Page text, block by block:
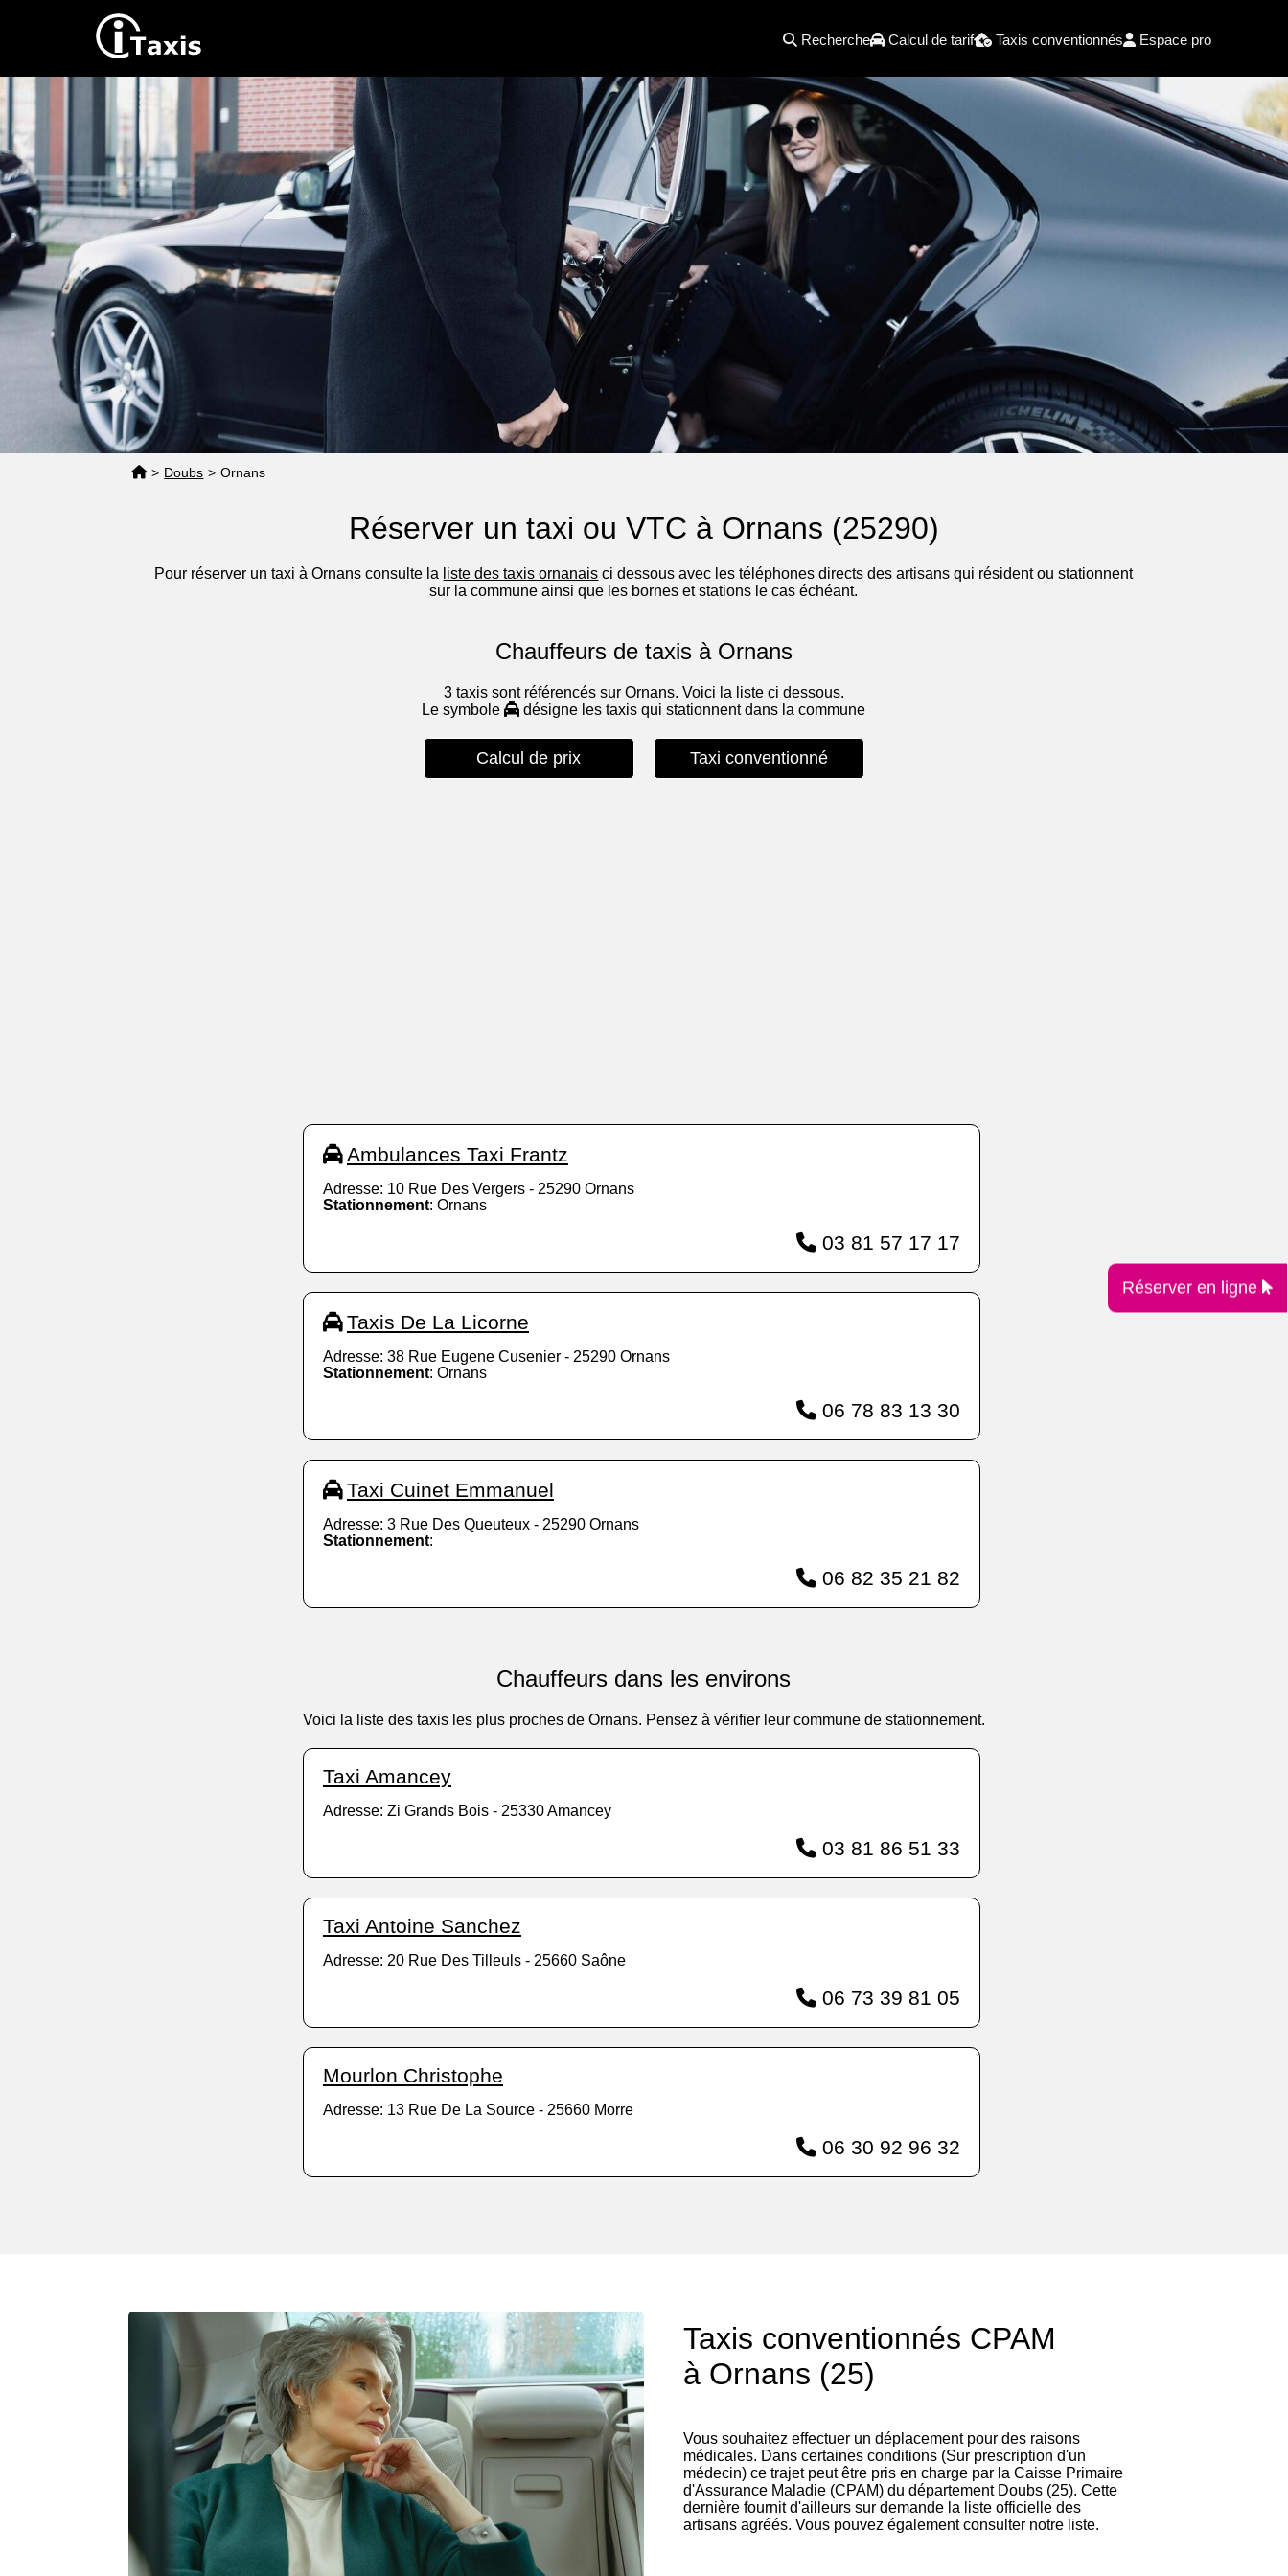
Recherche Calcul de tarif Taxis conventionnés Espace pro
> Doubs > Ornans
Réserver un taxi ou VTC à Ornans (25290)
Pour réserver un taxi à Ornans consulte la liste des taxis ornanais ci dessous avec les téléphones directs des artisans qui résident ou stationnent
sur la commune ainsi que les bornes et stations le cas échéant.
Chauffeurs de taxis à Ornans
3 taxis sont référencés sur Ornans. Voici la liste ci dessous.
Le symbole
désigne les taxis qui stationnent dans la commune
Calcul de prix Taxi conventionné
Ambulances Taxi Frantz
Adresse: 10 Rue Des Vergers - 25290 Ornans
Stationnement: Ornans
03 81 57 17 17
Taxis De La Licorne
Adresse: 38 Rue Eugene Cusenier - 25290 Ornans
Stationnement: Ornans
06 78 83 13 30
Taxi Cuinet Emmanuel
Adresse: 3 Rue Des Queuteux - 25290 Ornans
Stationnement:
06 82 35 21 82
Chauffeurs dans les environs
Voici la liste des taxis les plus proches de Ornans. Pensez à vérifier leur commune de stationnement.
Taxi Amancey
Adresse: Zi Grands Bois - 25330 Amancey
03 81 86 51 33
Taxi Antoine Sanchez
Adresse: 20 Rue Des Tilleuls - 25660 Saône
06 73 39 81 05
Mourlon Christophe
Adresse: 13 Rue De La Source - 25660 Morre
06 30 92 96 32
Taxis conventionnés CPAM
à Ornans (25)
Vous souhaitez effectuer un déplacement pour des raisons
médicales. Dans certaines conditions (Sur prescription d'un
médecin) ce trajet peut être pris en charge par la Caisse Primaire
d'Assurance Maladie (CPAM) du département Doubs (25). Cette
dernière fournit d'ailleurs sur demande la liste officielle des
artisans agréés. Vous pouvez également consulter notre liste.
Réserver en ligne